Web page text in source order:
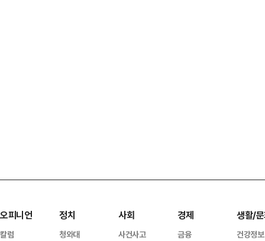
오피니언
칼럼
정치
청와대
사회
사건사고
경제
금융
생활/
건강정보